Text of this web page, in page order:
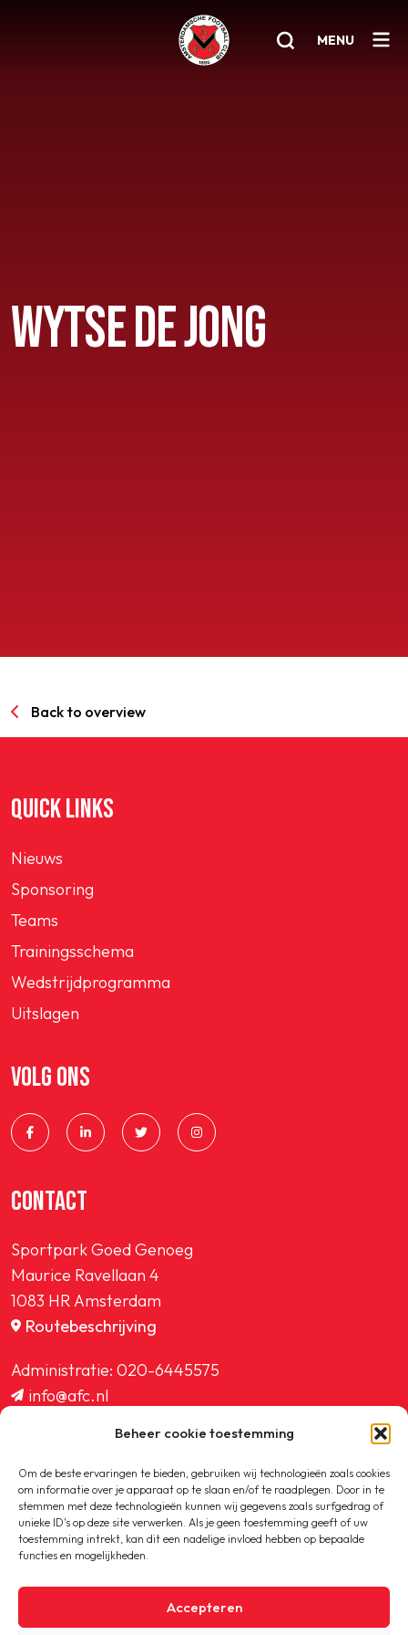
Beheer cookie toestemming
Om de beste ervaringen te bieden, gebruiken wij technologieën zoals cookies
om informatie over je apparaat op te slaan en/of te raadplegen. Door in te
stemmen met deze technologieën kunnen wij gegevens zoals surfgedrag of
unieke ID's op deze site verwerken. Als je geen toestemming geeft of uw
toestemming intrekt, kan dit een nadelige invloed hebben op bepaalde
functies en mogelijkheden.
Accepteren
MENU
Clubinfo
Nieuwsoverzicht
WYTSE DE JONG
Back to overview
QUICK LINKS
Nieuws
Sponsoring
Teams
Trainingsschema
Wedstrijdprogramma
Uitslagen
VOLG ONS
CONTACT
Sportpark Goed Genoeg
Maurice Ravellaan 4
1083 HR Amsterdam
Routebeschrijving
Administratie: 020-6445575
info@afc.nl
ledenadministratie@afc.nl
Copyright © 2020-2026 AFC